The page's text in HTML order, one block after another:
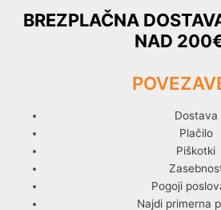
BREZPLAČNA
NAD
Dostava
Plačilo
Piškotki
Pogoji
Najdi primerna